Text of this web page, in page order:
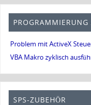
PROGRAMMIERUNG
Problem mit ActiveX
VBA Makro zyklisch
SPS-ZUBEHÖR